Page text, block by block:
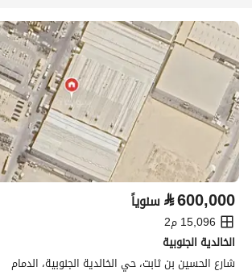
⃁600,000 سنوياً
15,096 م2
الخالدية الجنوبية
شارع الحسين بن ثابت، حي الخالدية الجنوبية، الدمام